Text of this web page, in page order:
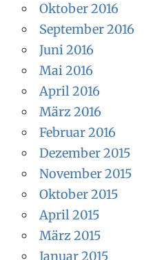
Oktober 2016
September 2016
Juni 2016
Mai 2016
April 2016
März 2016
Februar 2016
Dezember 2015
November 2015
Oktober 2015
April 2015
März 2015
Januar 2015